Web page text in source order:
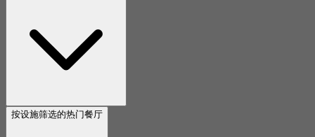
按设施筛选的热门餐厅